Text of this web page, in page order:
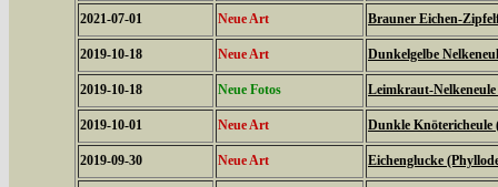
2021-07-01 Neue Art Brauner Eichen-
2019-10-18 Neue Art Dunkelgelbe
2019-10-18 Neue Fotos Leimkraut-
2019-10-01 Neue Art Dunkle Knötericheule
2019-09-30 Neue Art Eichenglucke